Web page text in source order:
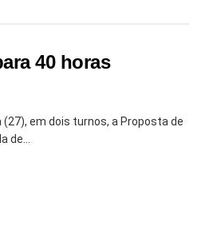
40 horas
em dois turnos, a Proposta de
de...